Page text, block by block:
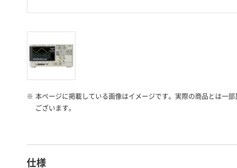
※ 本ページに掲載している画像はイメージです。実際の商品とは一部
ございます。
仕様